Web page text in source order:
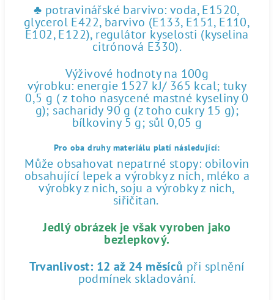
♣ potravinářské barvivo: voda, E1520,
glycerol E422, barvivo (E133, E151, E110,
E102, E122), regulátor kyselosti (kyselina
citrónová E330).
Výživové hodnoty na 100g
výrobku: energie 1527 kJ/ 365 kcal; tuky
0,5 g ( z toho nasycené mastné kyseliny 0
g); sacharidy 90 g (z toho cukry 15 g);
bílkoviny 5 g; sůl 0,05 g
Pro oba druhy materiálu platí následující:
Může obsahovat nepatrné stopy: obilovin
obsahující lepek a výrobky z nich, mléko a
výrobky z nich, soju a výrobky z nich,
siřičitan.
Jedlý obrázek je však vyroben jako
bezlepkový.
Trvanlivost: 12 až 24 měsíců při splnění
podmínek skladování.